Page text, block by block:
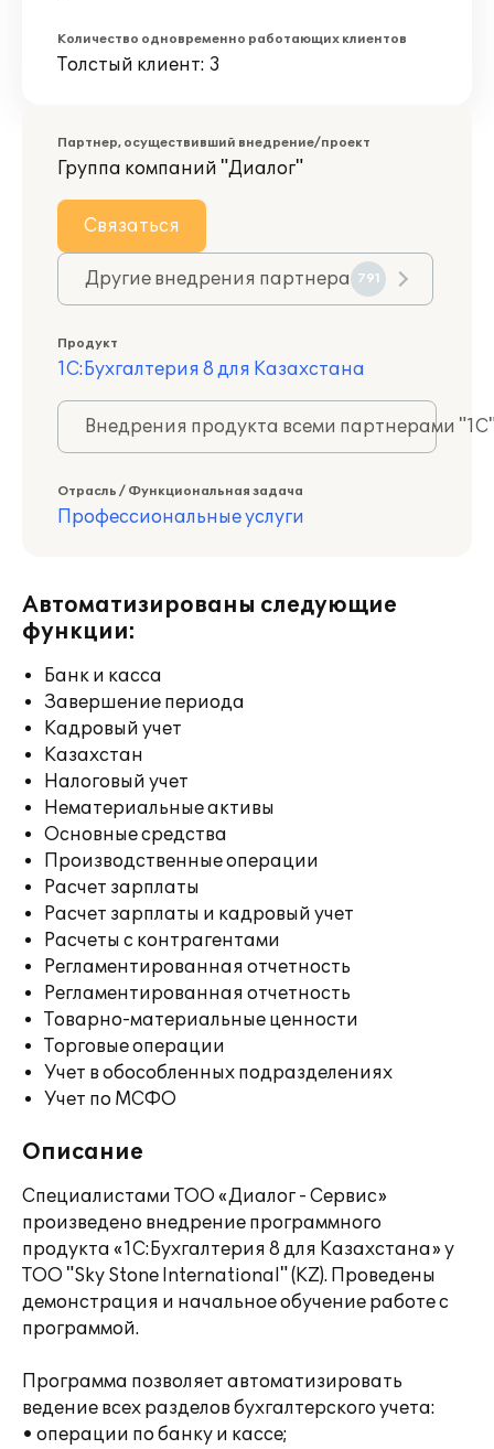
Количество одновременно работающих клиентов
Толстый клиент: 3
Партнер, осуществивший внедрение/проект
Группа компаний "Диалог"
Связаться
Другие внедрения партнера 791
Продукт
1С:Бухгалтерия 8 для Казахстана
Внедрения продукта всеми партнерами
Отрасль / Функциональная задача
Профессиональные услуги
Автоматизированы следующие
функции:
Банк и касса
Завершение периода
Кадровый учет
Казахстан
Налоговый учет
Нематериальные активы
Основные средства
Производственные операции
Расчет зарплаты
Расчет зарплаты и кадровый учет
Расчеты с контрагентами
Регламентированная отчетность
Регламентированная отчетность
Товарно-материальные ценности
Торговые операции
Учет в обособленных подразделениях
Учет по МСФО
Описание
Специалистами ТОО «Диалог - Сервис»
произведено внедрение программного
продукта «1С:Бухгалтерия 8 для Казахстана» у
ТОО "Sky Stone International" (KZ). Проведены
демонстрация и начальное обучение работе с
программой.
Программа позволяет автоматизировать
ведение всех разделов бухгалтерского учета:
• операции по банку и кассе;